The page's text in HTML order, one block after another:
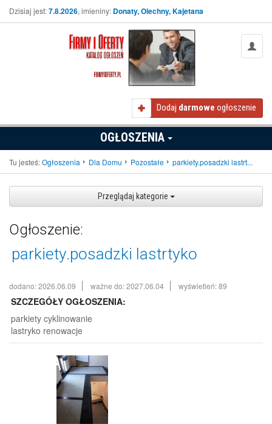
Dzisiaj jest:7.8.2026, imieniny: Donaty, Olechny, Kajetana
Dodaj darmowe ogłoszenie
OGŁOSZENIA
Tu jesteś:Ogłoszenia Dla Domu Pozostałe parkiety.posadzki lastrt...
Przeglądaj kategorie
Ogłoszenie:
parkiety.posadzki lastrtyko
dodano: 2026.06.09 ważne do: 2027.06.04 wyświetleń: 89
SZCZEGÓŁY OGŁOSZENIA:
parkiety cyklinowanie
lastryko renowacje